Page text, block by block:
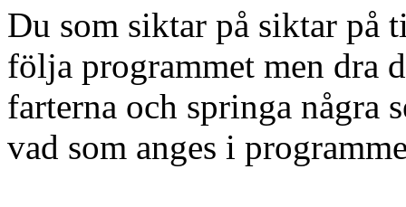
Du som siktar på siktar på
följa programmet men dra
farterna och springa några
vad som anges i